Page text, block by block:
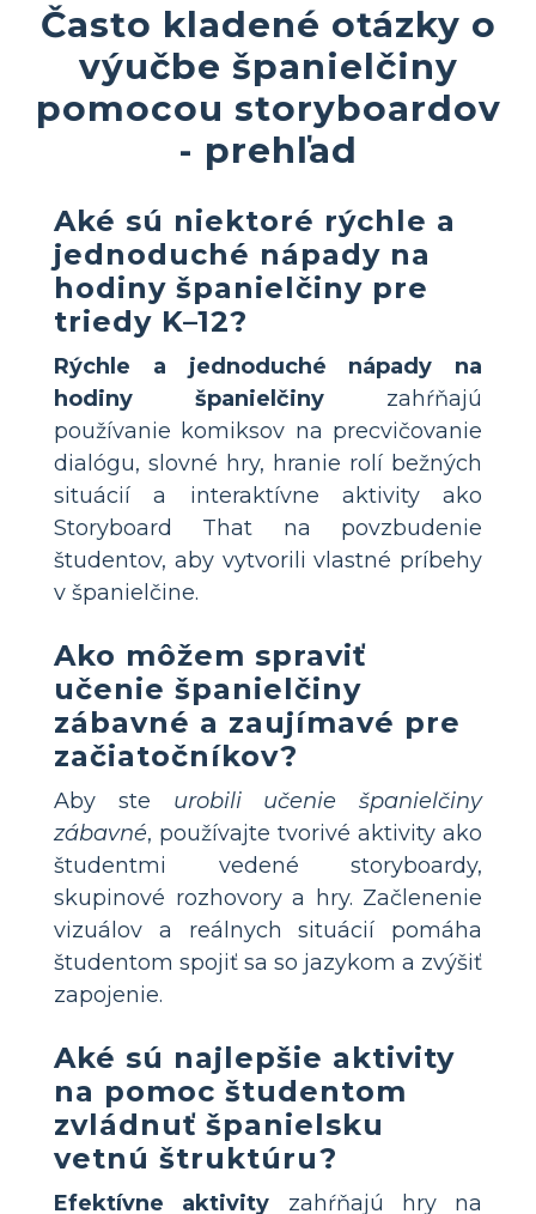
Často kladené otázky o
výučbe španielčiny
pomocou storyboardov
- prehľad
Aké sú niektoré rýchle a
jednoduché nápady na
hodiny španielčiny pre
triedy K–12?
Rýchle a jednoduché nápady na
hodiny španielčiny zahŕňajú
používanie komiksov na precvičovanie
dialógu, slovné hry, hranie rolí bežných
situácií a interaktívne aktivity ako
Storyboard That na povzbudenie
študentov, aby vytvorili vlastné príbehy
v španielčine.
Ako môžem spraviť
učenie španielčiny
zábavné a zaujímavé pre
začiatočníkov?
Aby ste urobili učenie španielčiny
zábavné, používajte tvorivé aktivity ako
študentmi vedené storyboardy,
skupinové rozhovory a hry. Začlenenie
vizuálov a reálnych situácií pomáha
študentom spojiť sa so jazykom a zvýšiť
zapojenie.
Aké sú najlepšie aktivity
na pomoc študentom
zvládnuť španielsku
vetnú štruktúru?
Efektívne aktivity zahŕňajú hry na